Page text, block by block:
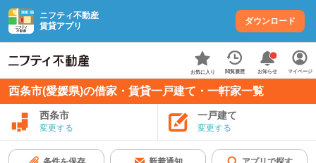
ニフティ不動産
賃貸アプリ
ダウンロード
お気に入り 閲覧履歴 お知らせ マイページ
西条市(愛媛県)の借家・賃貸一戸建て・一軒家一覧
西条市
変更する
一戸建て
変更する